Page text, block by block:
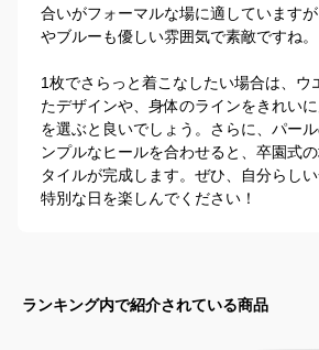
合いがフォーマルな場に適しています
やブルーも優しい雰囲気で素敵ですね。
1枚でさらっと着こなしたい場合は、ウ
たデザインや、身体のラインをきれい
を選ぶと良いでしょう。さらに、パー
ンプルなヒールを合わせると、卒園式
タイルが完成します。ぜひ、自分らしい
特別な日を楽しんでください！
ランキング内で紹介されている商品